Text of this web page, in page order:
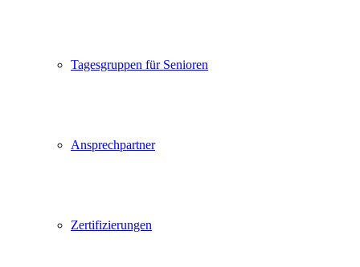
Tagesgruppen für Senioren
Ansprechpartner
Zertifizierungen